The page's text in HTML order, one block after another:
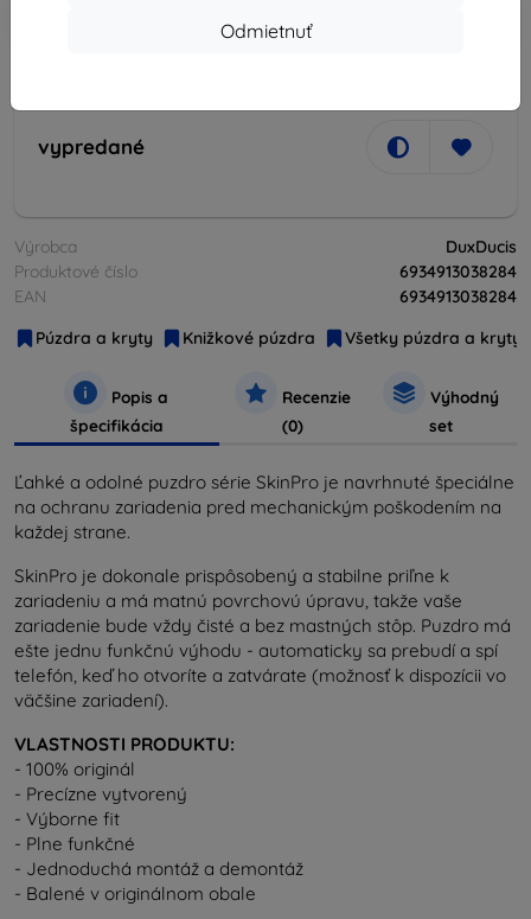
Odmietnuť
vypredané
Výrobca
DuxDucis
Produktové číslo
6934913038284
EAN
6934913038284
Púzdra a kryty
Knižkové púzdra Všetky púzdra a kryty
Popis a
špecifikácia
Recenzie
(0)
Výhodný
set
Ľahké a odolné puzdro série SkinPro je navrhnuté špeciálne
na ochranu zariadenia pred mechanickým poškodením na
každej strane.
SkinPro je dokonale prispôsobený a stabilne priľne k
zariadeniu a má matnú povrchovú úpravu, takže vaše
zariadenie bude vždy čisté a bez mastných stôp. Puzdro má
ešte jednu funkčnú výhodu - automaticky sa prebudí a spí
telefón, keď ho otvoríte a zatvárate (možnosť k dispozícii vo
väčšine zariadení).
VLASTNOSTI PRODUKTU:
- 100% originál
- Precízne vytvorený
- Výborne fit
- Plne funkčné
- Jednoduchá montáž a demontáž
- Balené v originálnom obale